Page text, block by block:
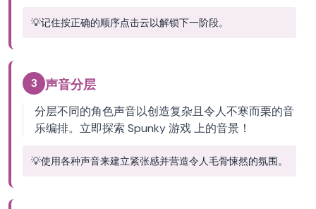
💡记住按正确的顺序点击云以解锁下一阶段。
3 声音分层
分层不同的角色声音以创造复杂且令人不寒而栗的音
乐编排。立即探索 Spunky 游戏 上的音景！
💡使用各种声音来建立紧张感并营造令人毛骨悚然的氛围。